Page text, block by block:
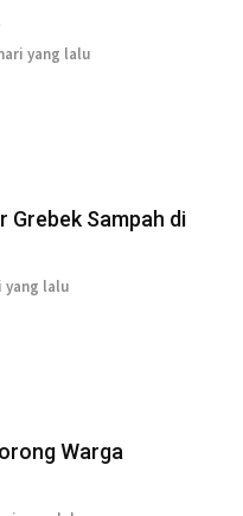
yang lalu
Grebek Sampah di
yang lalu
Warga